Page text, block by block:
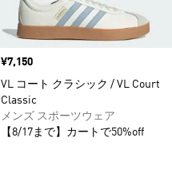
価格
¥7,150
VL コート クラシック / VL Court
Classic
メンズ スポーツウェア
【8/17まで】カートで50%off